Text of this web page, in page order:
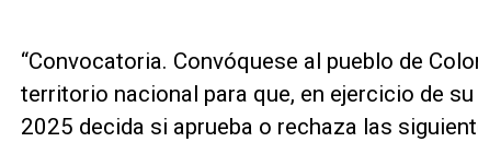
“Convocatoria. Convóquese al pueblo de
territorio nacional para que, en ejercicio de
2025 decida si aprueba o rechaza las